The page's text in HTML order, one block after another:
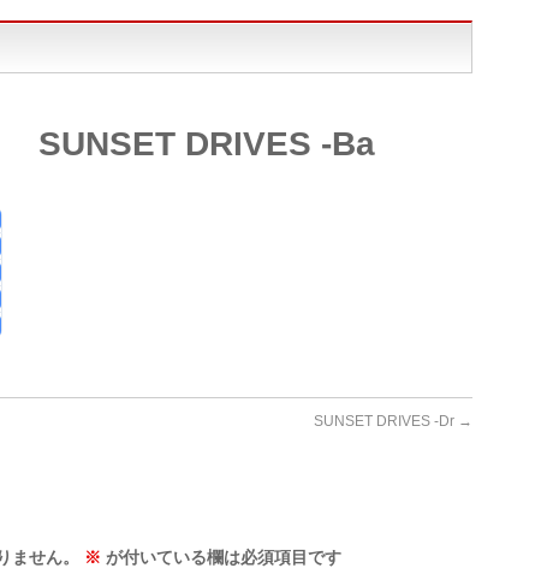
SUNSET DRIVES -Ba
SUNSET DRIVES -Dr →
ません。 ※ が付いている欄は必須項目です